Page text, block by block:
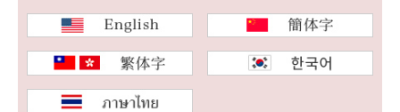
WEB限定品 SALE
複数条件で商品を絞り込む